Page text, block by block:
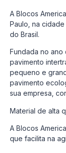
A Blocos
Paulo, na
do Brasil.
Fundada no ano
pavimento
pequeno e
pavimento
sua empresa,
Material de alta
A Blocos
que facilita na